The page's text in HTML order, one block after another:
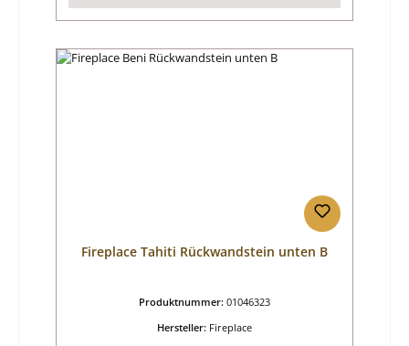
Fireplace Tahiti Rückwandstein unten B
Produktnummer: 01046323
Hersteller: Fireplace